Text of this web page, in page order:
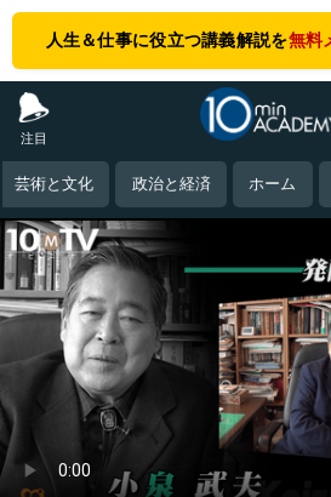
人生＆仕事に役立つ講義解説を無料
注目
芸術と文化 政治と経済 ホーム